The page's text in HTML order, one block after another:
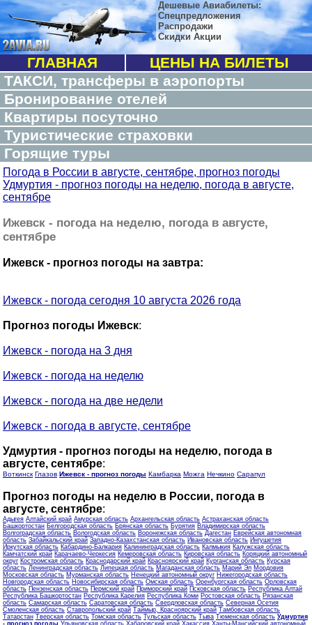
Дешевые Авиабилеты:
Спецпредложения
Распродажи
Скидки Акции
ГЛАВНАЯ
ЦЕНЫ НА БИЛЕТЫ
ТАКСИ, трансферы в аэропорты
Бронирование отелей
Квартиры посуточно
Туристические страховки
Горящие туры
Погода в России в августе, сентябре, прогноз погоды
Удмуртия - прогноз погоды на неделю, погода в августе,
сентябре
Ижевск - погода на неделю, погода в августе,
сентябре
Ижевск - прогноз погоды на завтра:
Ижевск - погода сегодня 10 августа 2026 года
Прогноз погоды Ижевск:
Ижевск - погода на 3 дня
Ижевск - погода на неделю
Ижевск - погода на две недели
Ижевск - погода в августе, сентябре
Удмуртия - прогноз погоды на неделю, погода в
августе, сентябре:
Воткинск Глазов Ижевск - прогноз погоды Камбарка Можга Нечкино Сарапул
Прогноз погоды на неделю в России, погода в
августе, сентябре:
Адыгея Алтайский край Амурская область Архангельская область Астраханская область
Башкортостан Белгородская область Брянская область Бурятия Владимирская область
Волгоградская область Вологодская область Воронежская область Дагестан Еврейская автономная
область Забайкальский край Западно-Казахстанская область Ивановская область Ингушетия
Иркутская область Кабардино-Балкария Калининградская область Калмыкия Калужская область
Камчатский край Карачаево-Черкесия Кемеровская область Кировская область Коряцкий автономный
округ Костромская область Краснодарский край Красноярский край Курганская область Курская
область Ленинградская область Липецкая область Магаданская область Марий Эл Мордовия
Московская область Мурманская область Ненецкий автономный округ Нижегородская область
Новгородская область Новосибирская область Омская область Оренбургская область Орловская
область Пензенская область Пермский край Приморский край Псковская область Республика Алтай
Республика Башкортостан Республика Карелия Республика Коми Ростовская область Рязанская
область Самарская область Саратовская область Свердловская область Северная Осетия
Смоленская область Ставропольский край Таймыр, Красноярский край Тамбовская область
Татарстан Тверская область Томская область Тульская область Тыва Тюменская область Удмуртия
- прогноз погоды Ульяновская область Хабаровский край Хакассия Ханты-Мансийский автономный